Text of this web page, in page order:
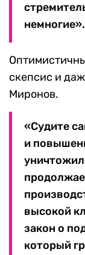
немногие».
скепсис и
Миронов.
«Судите
и
высокой
закон о
который